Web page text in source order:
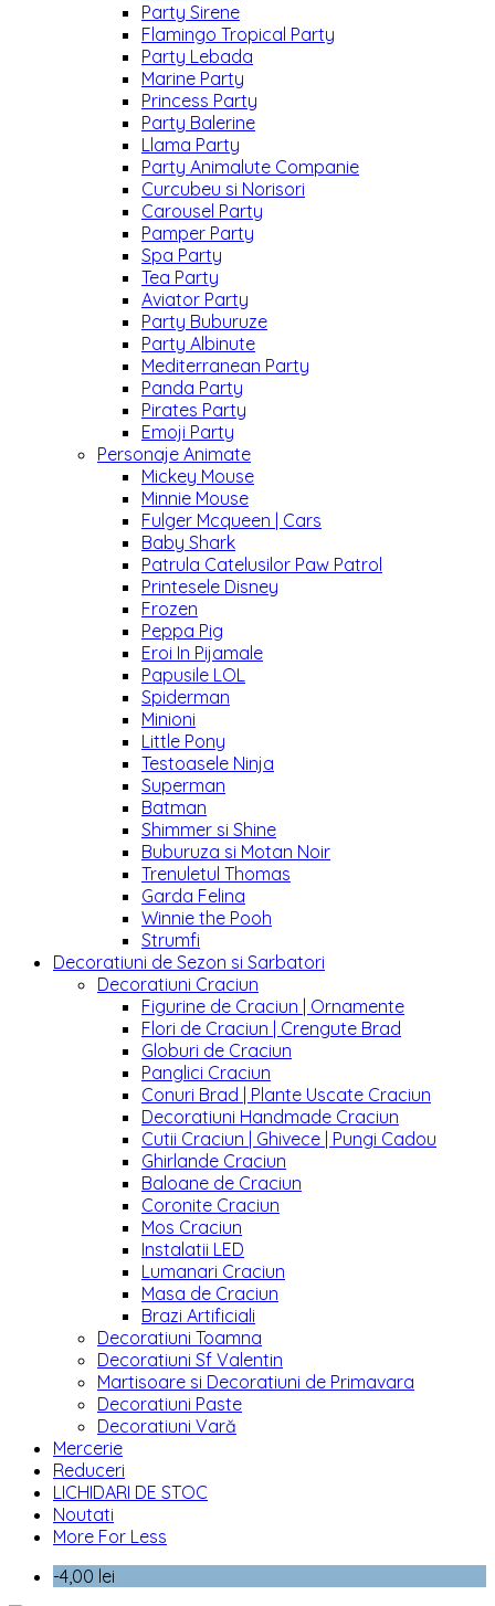
Party Sirene
Flamingo Tropical Party
Party Lebada
Marine Party
Princess Party
Party Balerine
Llama Party
Party Animalute Companie
Curcubeu si Norisori
Carousel Party
Pamper Party
Spa Party
Tea Party
Aviator Party
Party Buburuze
Party Albinute
Mediterranean Party
Panda Party
Pirates Party
Emoji Party
Personaje Animate
Mickey Mouse
Minnie Mouse
Fulger Mcqueen | Cars
Baby Shark
Patrula Catelusilor Paw Patrol
Printesele Disney
Frozen
Peppa Pig
Eroi In Pijamale
Papusile LOL
Spiderman
Minioni
Little Pony
Testoasele Ninja
Superman
Batman
Shimmer si Shine
Buburuza si Motan Noir
Trenuletul Thomas
Garda Felina
Winnie the Pooh
Strumfi
Decoratiuni de Sezon si Sarbatori
Decoratiuni Craciun
Figurine de Craciun | Ornamente
Flori de Craciun | Crengute Brad
Globuri de Craciun
Panglici Craciun
Conuri Brad | Plante Uscate Craciun
Decoratiuni Handmade Craciun
Cutii Craciun | Ghivece | Pungi Cadou
Ghirlande Craciun
Baloane de Craciun
Coronite Craciun
Mos Craciun
Instalatii LED
Lumanari Craciun
Masa de Craciun
Brazi Artificiali
Decoratiuni Toamna
Decoratiuni Sf Valentin
Martisoare si Decoratiuni de Primavara
Decoratiuni Paste
Decoratiuni Vară
Mercerie
Reduceri
LICHIDARI DE STOC
Noutati
More For Less
-4,00 lei